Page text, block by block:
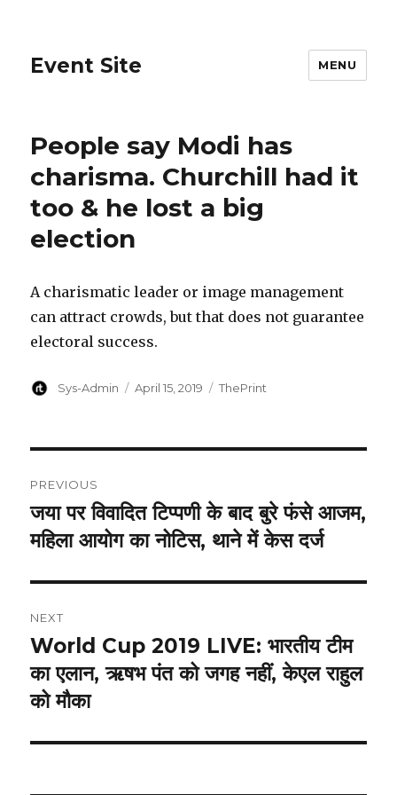
Event Site MENU
People say Modi has
charisma. Churchill had it
too & he lost a big
election
A charismatic leader or image management
can attract crowds, but that does not guarantee
electoral success.
Author
Sys-Admin
Posted
April 15, 2019 Categories
ThePrint
navigation
PREVIOUS
Previous
post:
जया पर विवादित टिप्पणी के बाद बुरे फंसे आजम,
महिला आयोग का नोटिस, थाने में केस दर्ज
NEXT
Next
post:
World Cup 2019 LIVE: भारतीय टीम
का एलान, ऋषभ पंत को जगह नहीं, केएल राहुल
को मौका